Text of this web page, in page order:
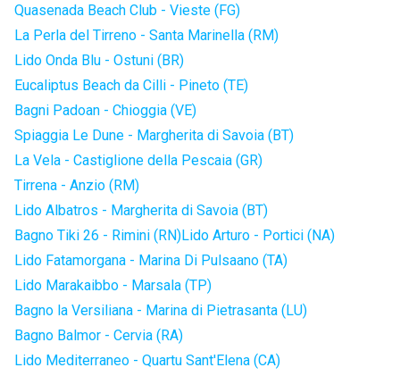
Quasenada Beach Club - Vieste (FG)
La Perla del Tirreno - Santa Marinella (RM)
Lido Onda Blu - Ostuni (BR)
Eucaliptus Beach da Cilli - Pineto (TE)
Bagni Padoan - Chioggia (VE)
Spiaggia Le Dune - Margherita di Savoia (BT)
La Vela - Castiglione della Pescaia (GR)
Tirrena - Anzio (RM)
Lido Albatros - Margherita di Savoia (BT)
Bagno Tiki 26 - Rimini (RN)Lido Arturo - Portici (NA)
Lido Fatamorgana - Marina Di Pulsaano (TA)
Lido Marakaibbo - Marsala (TP)
Bagno la Versiliana - Marina di Pietrasanta (LU)
Bagno Balmor - Cervia (RA)
Lido Mediterraneo - Quartu Sant'Elena (CA)